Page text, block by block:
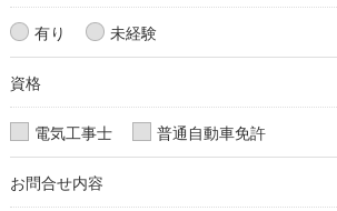
有り 未経験
資格
電気工事士 普通自動車免許
お問合せ内容